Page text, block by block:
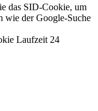
das SID-Cookie, um
wie der Google-Suche
Laufzeit 24